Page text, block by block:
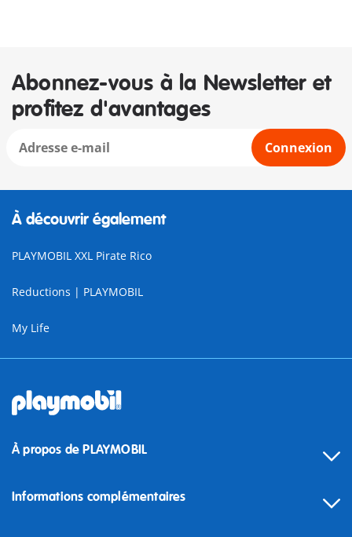
Abonnez-vous à la Newsletter et
profitez d'avantages
Connexion
À découvrir également
PLAYMOBIL XXL Pirate Rico
Reductions | PLAYMOBIL
My Life
À propos de PLAYMOBIL
Informations complémentaires